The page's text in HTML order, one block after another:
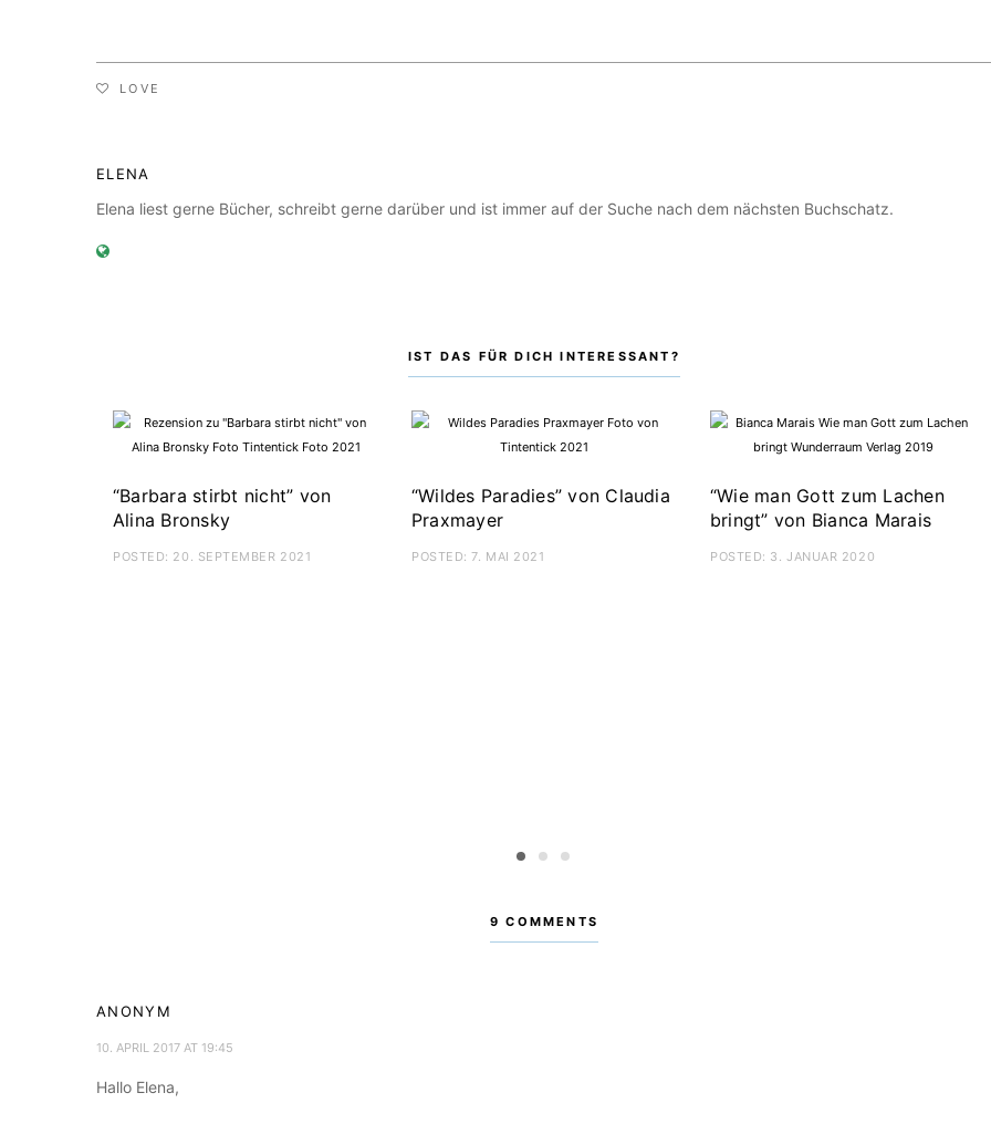
LOVE
ELENA
Elena liest gerne Bücher, schreibt gerne darüber und ist immer auf der Suche nach dem nächsten Buchschatz.
IST DAS FÜR DICH INTERESSANT?
von Claudia
“Wie man Gott zum Lachen
bringt” von Bianca Marais
POSTED:3. JANUAR 2020
„Weihnachten: Festlich
geniessen“ von Donna Hay
POSTED:1. DEZEMBER 2019
“Bienvenue – Willkommen
mir” von Aurélie Bastian
POSTED:12. OKTOBER 2019
1 2 3
9 COMMENTS
ANONYM
10. APRIL 2017 AT 19:45
Hallo Elena,